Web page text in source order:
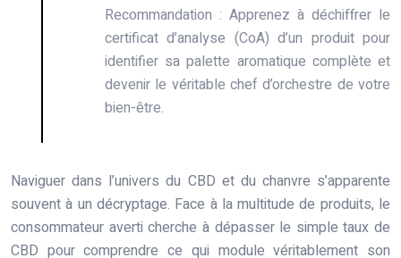
Recommandation : Apprenez à déchiffrer le
certificat d’analyse (CoA) d’un produit pour
identifier sa palette aromatique complète et
devenir le véritable chef d’orchestre de votre
bien-être.
Naviguer dans l’univers du CBD et du chanvre s’apparente
souvent à un décryptage. Face à la multitude de produits, le
consommateur averti cherche à dépasser le simple taux de
CBD pour comprendre ce qui module véritablement son